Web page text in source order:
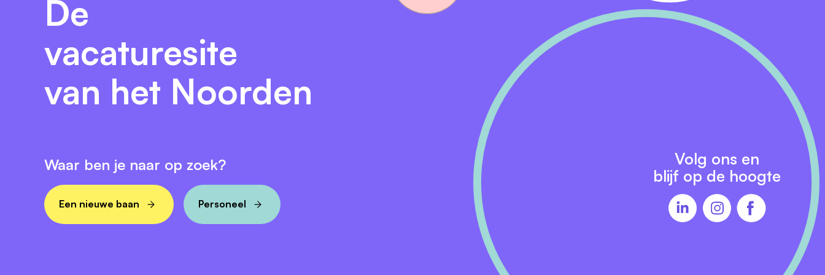
Wat bieden wij je?
Veel mogelijkheden op het gebied van leren en ontwikkelen. Voorbeelden hiervan zijn trainingen op
het gebied van Oplossingsgericht Werken en Persoonlijk Leiderschap. Daarnaast hebben wij een ruim
aanbod aan digitale leertrajecten via GGZ Ecademy.
Een innovatief werkklimaat: we werken hard aan het verminderen van administratieve lasten om
behandelaren meer ruimte te bieden voor cliëntcontact. Bijvoorbeeld met de Digitale Assistent, die
Een dienstverband voor de duur van één jaar met de intentie om het dienstverband bij wederzijdse
tevredenheid om te zetten in een vast dienstverband.
Een goede pensioenvoorziening bij Pensioenfonds Zorg en Welzijn.
Een eindejaarsuitkering van 8,33% en een vakantietoeslag van 8,33%.
Een balansbudget van € 1000,- bruto per jaar op basis van een dienstverband van 36 uur.
Een aantrekkelijk pakket aan secundaire arbeidsvoorwaarden, zoals een fietsregeling,
bedrijfsfitnessregeling en volledige vergoeding woon-werkverkeer bij gebruik van openbaar vervoer.
De
vacaturesite
van het Noorden
Waar ben je naar op zoek?
Een nieuwe baan Personeel
Volg ons en
blijf op de hoogte